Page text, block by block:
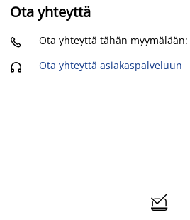
Ota yhteyttä
 Ota yhteyttä tähän myymälään:
 Ota yhteyttä asiakaspalveluun
